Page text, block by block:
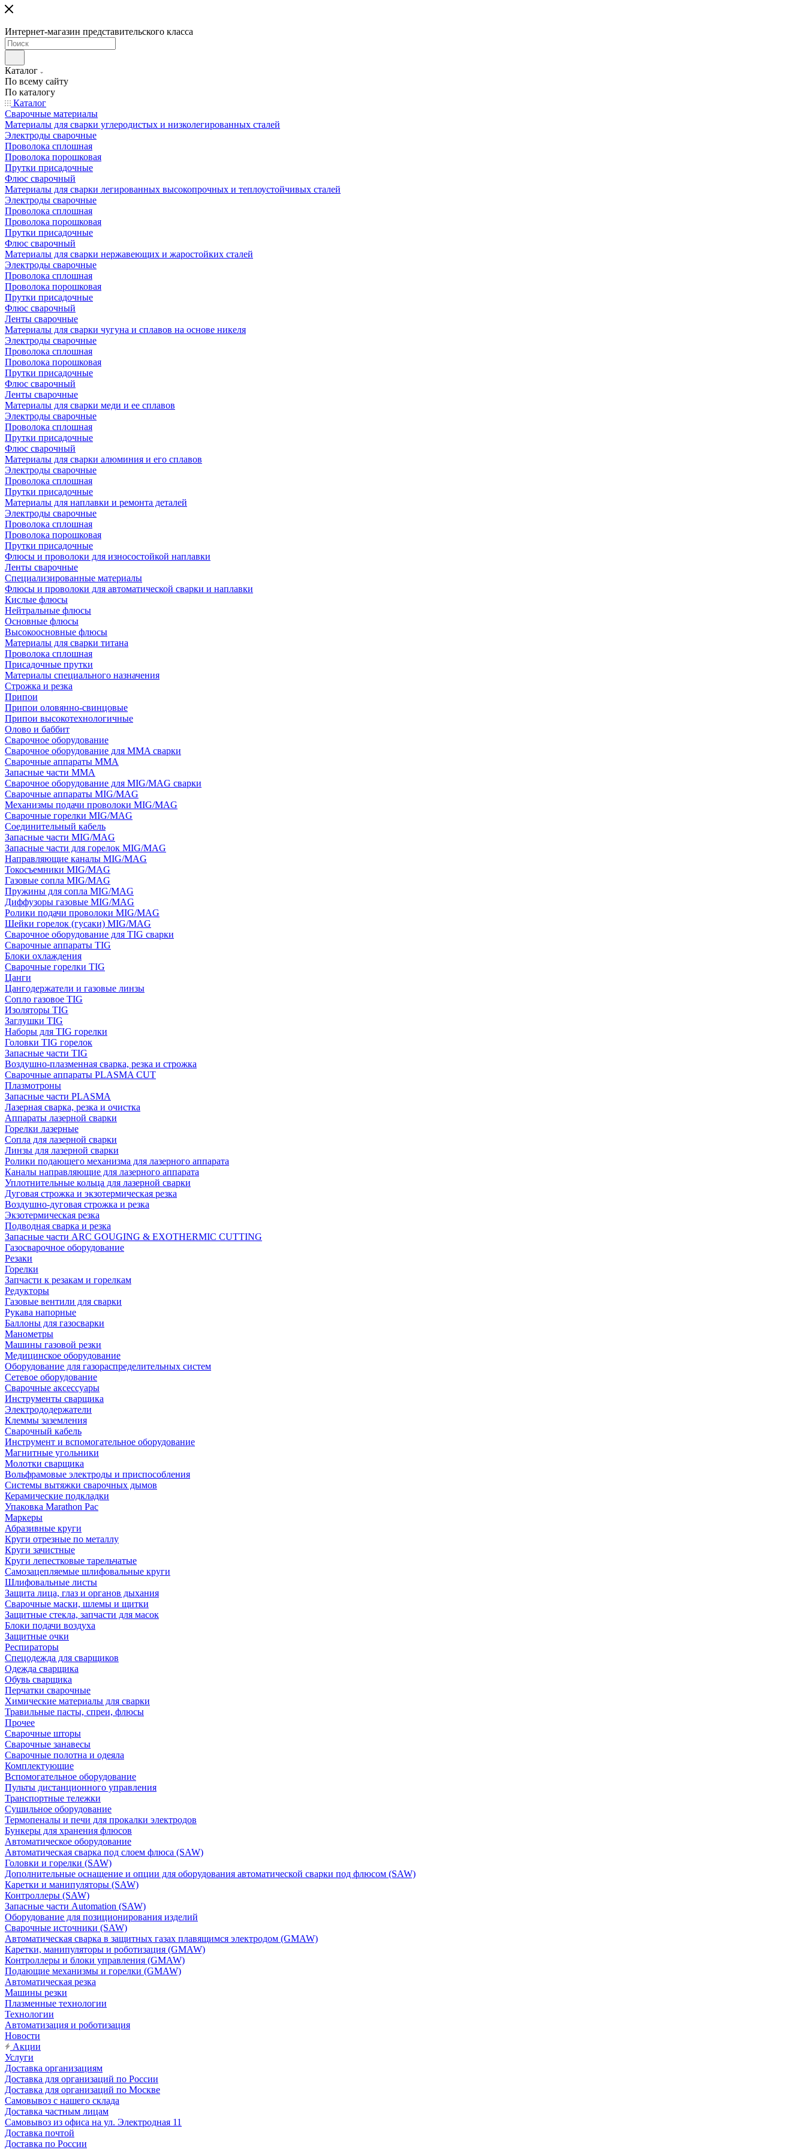
Интернет-магазин представительского класса
Каталог
По всему сайту
По каталогу
Каталог
Сварочные материалы
Материалы для сварки углеродистых и низколегированных сталей
Электроды сварочные
Проволока сплошная
Проволока порошковая
Прутки присадочные
Флюс сварочный
Материалы для сварки легированных высокопрочных и теплоустойчивых сталей
Электроды сварочные
Проволока сплошная
Проволока порошковая
Прутки присадочные
Флюс сварочный
Материалы для сварки нержавеющих и жаростойких сталей
Электроды сварочные
Проволока сплошная
Проволока порошковая
Прутки присадочные
Флюс сварочный
Ленты сварочные
Материалы для сварки чугуна и сплавов на основе никеля
Электроды сварочные
Проволока сплошная
Проволока порошковая
Прутки присадочные
Флюс сварочный
Ленты сварочные
Материалы для сварки меди и ее сплавов
Электроды сварочные
Проволока сплошная
Прутки присадочные
Флюс сварочный
Материалы для сварки алюминия и его сплавов
Электроды сварочные
Проволока сплошная
Прутки присадочные
Материалы для наплавки и ремонта деталей
Электроды сварочные
Проволока сплошная
Проволока порошковая
Прутки присадочные
Флюсы и проволоки для износостойкой наплавки
Ленты сварочные
Специализированные материалы
Флюсы и проволоки для автоматической сварки и наплавки
Кислые флюсы
Нейтральные флюсы
Основные флюсы
Высокоосновные флюсы
Материалы для сварки титана
Проволока сплошная
Присадочные прутки
Материалы специального назначения
Строжка и резка
Припои
Припои оловянно-свинцовые
Припои высокотехнологичные
Олово и баббит
Сварочное оборудование
Сварочное оборудование для MMA сварки
Сварочные аппараты MMA
Запасные части MMA
Сварочное оборудование для MIG/MAG сварки
Сварочные аппараты MIG/MAG
Механизмы подачи проволоки MIG/MAG
Сварочные горелки MIG/MAG
Соединительный кабель
Запасные части MIG/MAG
Запасные части для горелок MIG/MAG
Направляющие каналы MIG/MAG
Токосъемники MIG/MAG
Газовые сопла MIG/MAG
Пружины для сопла MIG/MAG
Диффузоры газовые MIG/MAG
Ролики подачи проволоки MIG/MAG
Шейки горелок (гусаки) MIG/MAG
Сварочное оборудование для TIG сварки
Сварочные аппараты TIG
Блоки охлаждения
Сварочные горелки TIG
Цанги
Цангодержатели и газовые линзы
Сопло газовое TIG
Изоляторы TIG
Заглушки TIG
Наборы для TIG горелки
Головки TIG горелок
Запасные части TIG
Воздушно-плазменная сварка, резка и строжка
Сварочные аппараты PLASMA CUT
Плазмотроны
Запасные части PLASMA
Лазерная сварка, резка и очистка
Аппараты лазерной сварки
Горелки лазерные
Сопла для лазерной сварки
Линзы для лазерной сварки
Ролики подающего механизма для лазерного аппарата
Каналы направляющие для лазерного аппарата
Уплотнительные кольца для лазерной сварки
Дуговая строжка и экзотермическая резка
Воздушно-дуговая строжка и резка
Экзотермическая резка
Подводная сварка и резка
Запасные части ARC GOUGING & EXOTHERMIC CUTTING
Газосварочное оборудование
Резаки
Горелки
Запчасти к резакам и горелкам
Редукторы
Газовые вентили для сварки
Рукава напорные
Баллоны для газосварки
Манометры
Машины газовой резки
Медицинское оборудование
Оборудование для газораспределительных систем
Сетевое оборудование
Сварочные аксессуары
Инструменты сварщика
Электрододержатели
Клеммы заземления
Сварочный кабель
Инструмент и вспомогательное оборудование
Магнитные угольники
Молотки сварщика
Вольфрамовые электроды и приспособления
Системы вытяжки сварочных дымов
Керамические подкладки
Упаковка Marathon Pac
Маркеры
Абразивные круги
Круги отрезные по металлу
Круги зачистные
Круги лепестковые тарельчатые
Самозацепляемые шлифовальные круги
Шлифовальные листы
Защита лица, глаз и органов дыхания
Сварочные маски, шлемы и щитки
Защитные стекла, запчасти для масок
Блоки подачи воздуха
Защитные очки
Респираторы
Спецодежда для сварщиков
Одежда сварщика
Обувь сварщика
Перчатки сварочные
Химические материалы для сварки
Травильные пасты, спреи, флюсы
Прочее
Сварочные шторы
Сварочные занавесы
Сварочные полотна и одеяла
Комплектующие
Вспомогательное оборудование
Пульты дистанционного управления
Транспортные тележки
Сушильное оборудование
Термопеналы и печи для прокалки электродов
Бункеры для хранения флюсов
Автоматическое оборудование
Автоматическая сварка под слоем флюса (SAW)
Головки и горелки (SAW)
Дополнительные оснащение и опции для оборудования автоматической сварки под флюсом (SAW)
Каретки и манипуляторы (SAW)
Контроллеры (SAW)
Запасные части Automation (SAW)
Оборудование для позиционирования изделий
Сварочные источники (SAW)
Автоматическая сварка в защитных газах плавящимся электродом (GMAW)
Каретки, манипуляторы и роботизация (GMAW)
Контроллеры и блоки управления (GMAW)
Подающие механизмы и горелки (GMAW)
Автоматическая резка
Машины резки
Плазменные технологии
Технологии
Автоматизация и роботизация
Новости
Акции
Услуги
Доставка организациям
Доставка для организаций по России
Доставка для организаций по Москве
Самовывоз с нашего склада
Доставка частным лицам
Самовывоз из офиса на ул. Электродная 11
Доставка почтой
Доставка по России